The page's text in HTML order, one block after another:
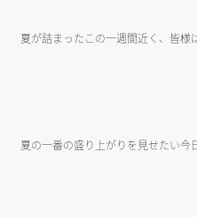
夏が詰まったこの一週間近く、皆様
夏の一番の盛り上がりを見せたい今